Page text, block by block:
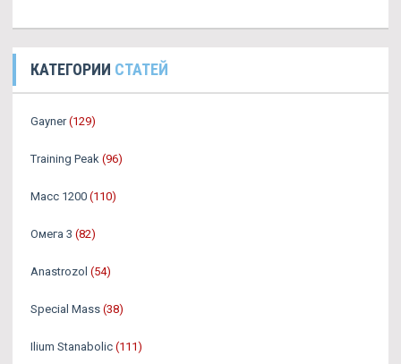
КАТЕГОРИИ СТАТЕЙ
Gayner (129)
Training Peak (96)
Масс 1200 (110)
Омега 3 (82)
Аnastrozol (54)
Special Mass (38)
Ilium Stanabolic (111)